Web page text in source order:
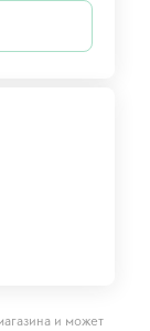
и может